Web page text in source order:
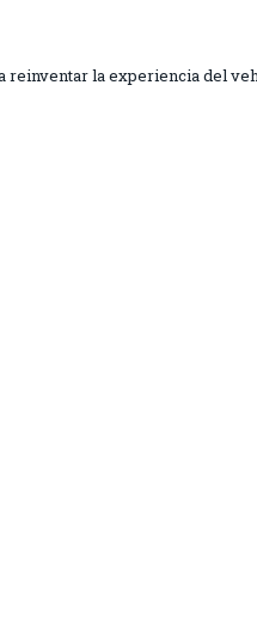
reinventar la experiencia del